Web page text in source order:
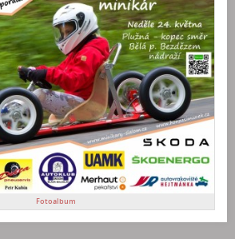
Fotoalbum